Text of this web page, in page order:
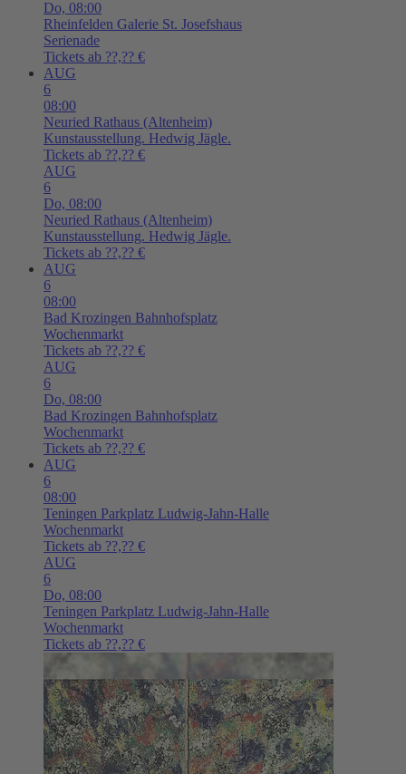
Do, 08:00
Rheinfelden Galerie St. Josefshaus
Serienade
Tickets ab ??,?? €
AUG
6
08:00
Neuried Rathaus (Altenheim)
Kunstausstellung. Hedwig Jägle.
Tickets ab ??,?? €
AUG
6
Do, 08:00
Neuried Rathaus (Altenheim)
Kunstausstellung. Hedwig Jägle.
Tickets ab ??,?? €
AUG
6
08:00
Bad Krozingen Bahnhofsplatz
Wochenmarkt
Tickets ab ??,?? €
AUG
6
Do, 08:00
Bad Krozingen Bahnhofsplatz
Wochenmarkt
Tickets ab ??,?? €
AUG
6
08:00
Teningen Parkplatz Ludwig-Jahn-Halle
Wochenmarkt
Tickets ab ??,?? €
AUG
6
Do, 08:00
Teningen Parkplatz Ludwig-Jahn-Halle
Wochenmarkt
Tickets ab ??,?? €